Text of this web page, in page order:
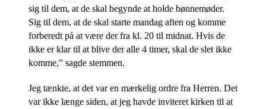
sig til dem, at de skal begynde at holde bønnemøder.
Sig til dem, at de skal starte mandag aften og komme
forberedt på at være der fra kl. 20 til midnat. Hvis de
ikke er klar til at blive der alle 4 timer, skal de slet ikke
komme,” sagde stemmen.
Jeg tænkte, at det var en mærkelig ordre fra Herren. Det
var ikke længe siden, at jeg havde inviteret kirken til at